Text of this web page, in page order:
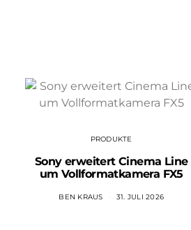
PRODUKTE
Sony erweitert Cinema Line
um Vollformatkamera FX5
BEN KRAUS 31. JULI 2026